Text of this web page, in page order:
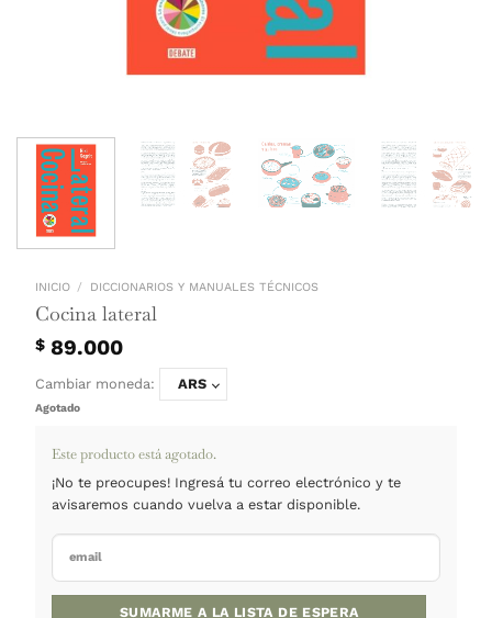
INICIO / DICCIONARIOS Y MANUALES TÉCNICOS
Cocina lateral
89.000
Cambiar moneda: ARS